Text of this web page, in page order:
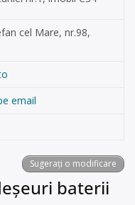
cel Mare, nr.98,
email
Sugerați o modificare
baterii